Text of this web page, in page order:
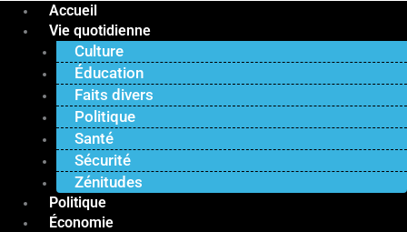
Accueil
Vie quotidienne
Culture
Éducation
Faits divers
Politique
Santé
Sécurité
Zénitudes
Politique
Économie